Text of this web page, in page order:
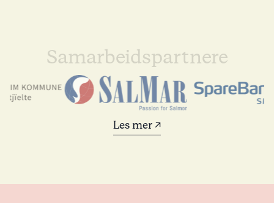
Samarbeidspartnere
Les mer ↗